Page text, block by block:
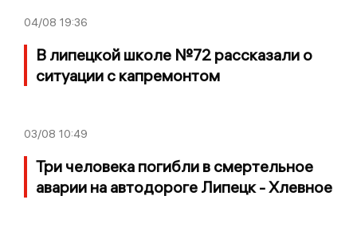
04/08 19:36
В липецкой школе №72 рассказали о
ситуации с капремонтом
03/08 10:49
Три человека погибли в смертельное
аварии на автодороге Липецк - Хлевное